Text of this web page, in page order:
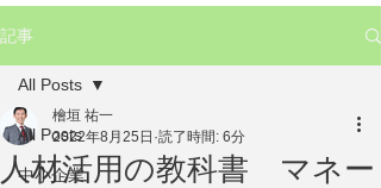
記事
All Posts
中小企業
All Posts
人材活用の教科書 マネー
檜垣 祐一
2022年8月25日 読了時間: 6分